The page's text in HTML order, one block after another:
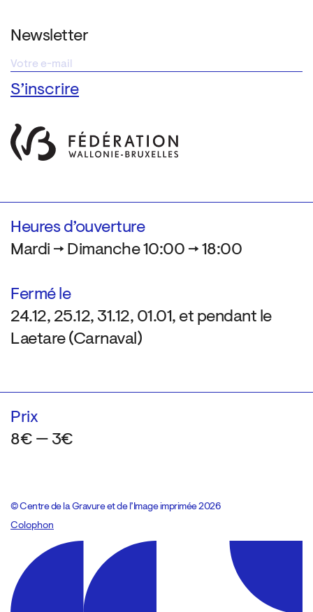
Newsletter
Heures d’ouverture
Mardi → Dimanche 10:00 → 18:00
Fermé le
24.12, 25.12, 31.12, 01.01, et pendant le
Laetare (Carnaval)
Prix
8€ — 3€
© Centre de la Gravure et de l’Image imprimée 2026
Colophon
Design:Marcel Kaczmarek